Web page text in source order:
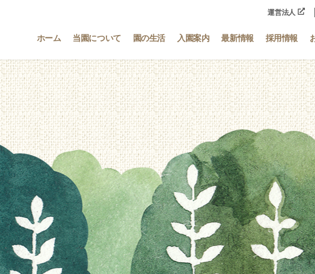
運営法人
ホーム 当園について 園の生活 入園案内 最新情報 採用情報